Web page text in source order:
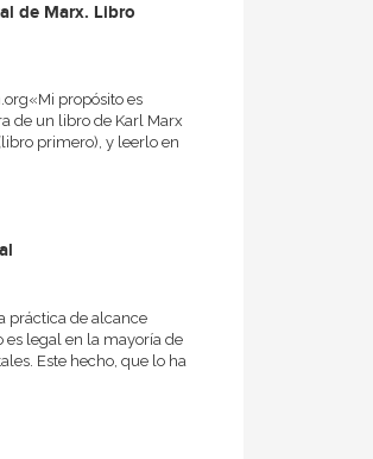
de Marx. Libro
propósito es
de un libro de Karl Marx
primero), y leerlo en
práctica de alcance
es legal en la mayoría de
Este hecho, que lo ha